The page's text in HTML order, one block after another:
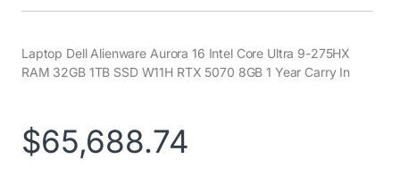
Laptop Dell Alienware Aurora 16 Intel Core Ultra 9-275HX
RAM 32GB 1TB SSD W11H RTX 5070 8GB 1 Year Carry In
$65,688.74